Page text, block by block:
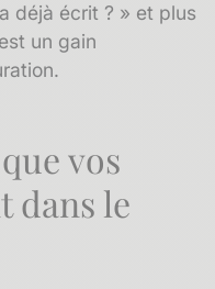
déjà écrit ? » et plus
un gain
vos
dans le